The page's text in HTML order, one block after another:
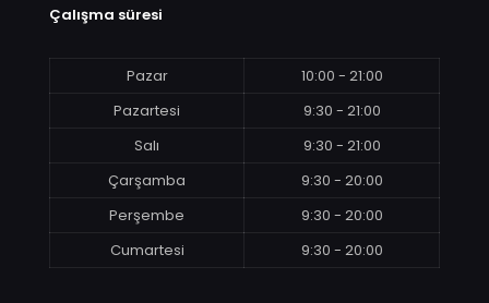
Çalışma süresi
Pazar
10:00 - 21:00
Pazartesi
9:30 - 21:00
Salı
9:30 - 21:00
Çarşamba
9:30 - 20:00
Perşembe
9:30 - 20:00
Cumartesi
9:30 - 20:00